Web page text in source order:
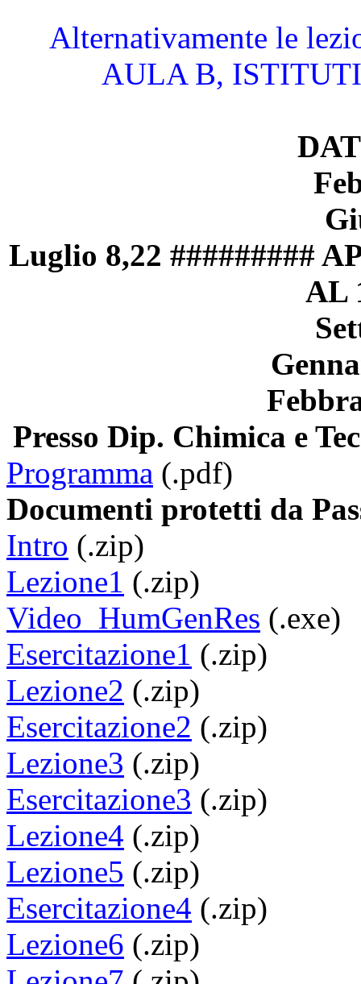
Alternativamente le
AULA B,
Luglio 8,22 #########
AL
Presso Dip. Chimica e
Programma (.pdf)
Documenti protetti da
Intro (.zip)
Lezione1 (.zip)
Video_HumGenRes (.exe)
Esercitazione1 (.zip)
Lezione2 (.zip)
Esercitazione2 (.zip)
Lezione3 (.zip)
Esercitazione3 (.zip)
Lezione4 (.zip)
Lezione5 (.zip)
Esercitazione4 (.zip)
Lezione6 (.zip)